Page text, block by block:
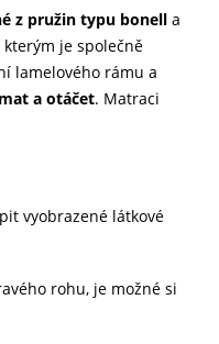
z pružin typu bonell a
je společně
lamelového rámu a
a otáčet. Matraci
vyobrazené látkové
rohu, je možné si